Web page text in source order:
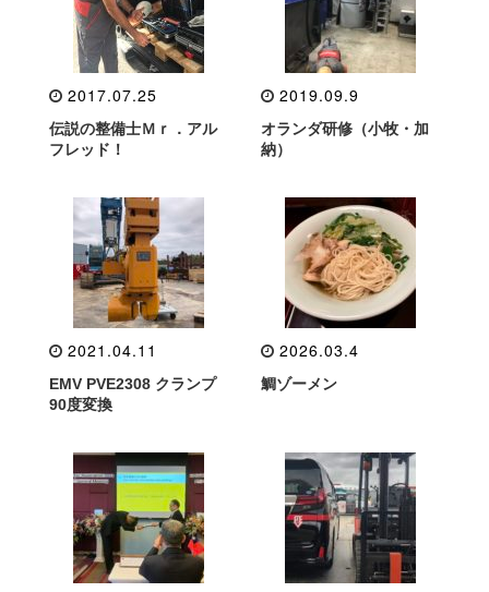
2017.07.25
伝説の整備士Ｍｒ．アル
フレッド！
2019.09.9
オランダ研修（小牧・加
納）
2021.04.11
EMV PVE2308 クランプ
90度変換
2026.03.4
鯛ゾーメン